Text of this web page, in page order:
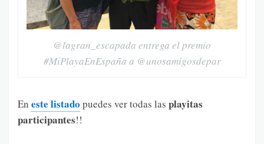
@lagran_escapada entrega el premio
#MiPlayaEnEspaña a @unosamigosdepar
En este listado puedes ver todas las playitas
participantes!!